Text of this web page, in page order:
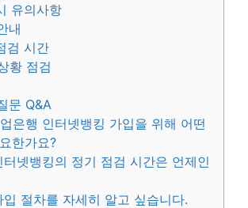
유의사항
내
검 시간
황 점검
문 Q&A
은행 인터넷뱅킹 가입을 위해 어떤
한가요?
터넷뱅킹의 정기 점검 시간은 언제인
입 절차를 자세히 알고 싶습니다.